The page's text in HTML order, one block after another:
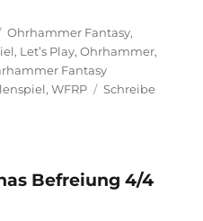
Kategorien
Ohrhammer Fantasy,
, Let’s Play,Ohrhammer,
Fantasy
,WFRP
Schreibe
Befreiung 4/4